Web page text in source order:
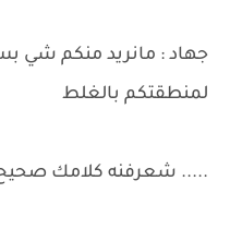
جهاد : مانريد منكم شي
لمنطقتكم بالغلط
..... شعرفنه كلامك